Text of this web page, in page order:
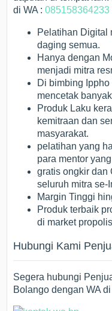
di WA :085158364233
Pelatihan Digital
daging semua.
Hanya dengan
menjadi mitra
Di bimbing
mencetak
Produk Laku
kemitraan dan
masyarakat.
pelatihan yang
para mentor
gratis ongkir dan
seluruh mitra se-
Margin Tinggi
Produk terbaik
di market
Hubungi Kami
Segera hubungi
Bolango dengan WA